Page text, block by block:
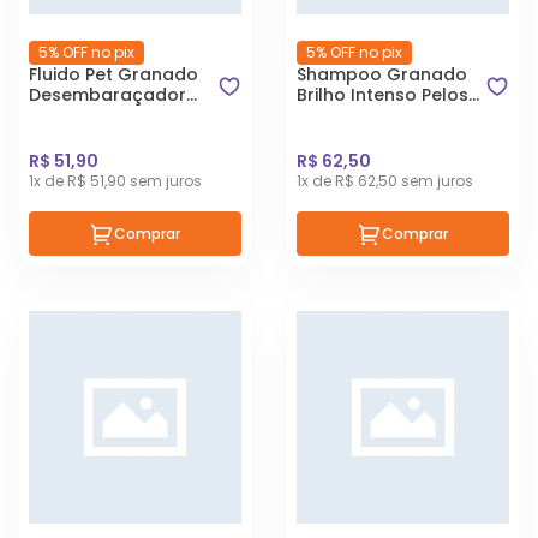
5% OFF no pix
Fluido Pet Granado
Desembaraçador
R$ 51,90
1x de R$ 51,90 sem juros
Comprar
5% OFF no pix
Shampoo Granado
Brilho Intenso Pelos
R$ 62,50
1x de R$ 62,50 sem juros
Comprar